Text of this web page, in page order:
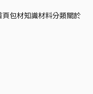
頁包材知識材料分類關於